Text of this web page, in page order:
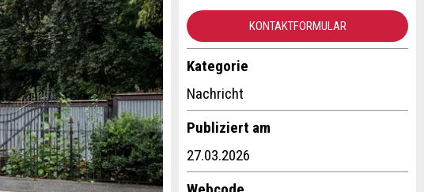
KONTAKTFORMULAR
Kategorie
Nachricht
Publiziert am
27.03.2026